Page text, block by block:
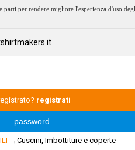
per rendere migliore l'esperienza d'uso
registrati
→ Cuscini, Imbottiture e coperte